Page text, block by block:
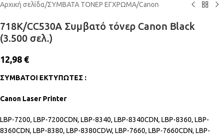
Αρχική σελίδα/ΣΥΜΒΑΤΑ ΤΟΝΕΡ ΕΓΧΡΩΜΑ/Canon
718K/CC530A Συμβατό τόνερ Canon Black
(3.500 σελ.)
12,98 €
ΣΥΜΒΑΤΟΙ ΕΚΤΥΠΩΤΕΣ :
Canon Laser Printer
LBP-7200, LBP-7200CDN, LBP-8340, LBP-8340CDN, LBP-8360, LBP-
8360CDN, LBP-8380, LBP-8380CDW, LBP-7660, LBP-7660CDN, LBP-